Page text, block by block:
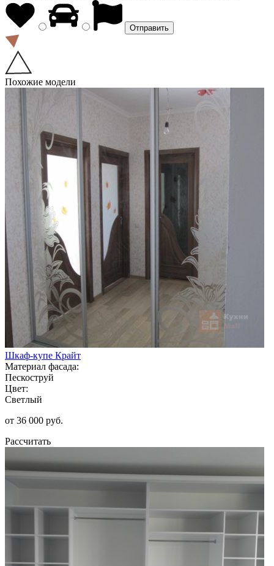
Похожие модели
Шкаф-купе Крайт
Материал фасада:
Пескоструй
Цвет:
Светлый
от 36 000 руб.
Рассчитать